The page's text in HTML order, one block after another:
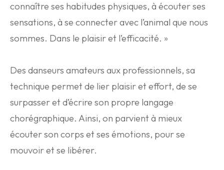
connaître ses habitudes physiques, à écouter ses
sensations, à se connecter avec l’animal que nous
sommes. Dans le plaisir et l’efficacité. »
Des danseurs amateurs aux professionnels, sa
technique permet de lier plaisir et effort, de se
surpasser et d’écrire son propre langage
chorégraphique. Ainsi, on parvient à mieux
écouter son corps et ses émotions, pour se
mouvoir et se libérer.